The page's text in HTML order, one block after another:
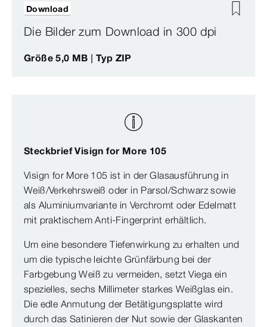
Die Bilder zum Download in 300 dpi
Größe 5,0 MB | Typ ZIP
Download
Steckbrief Visign for More 105
Visign for More 105 ist in der Glasausführung in
Weiß/Verkehrsweiß oder in Parsol/Schwarz sowie
als Aluminiumvariante in Verchromt oder Edelmatt
mit praktischem Anti-Fingerprint erhältlich.
Um eine besondere Tiefenwirkung zu erhalten und
um die typische leichte Grünfärbung bei der
Farbgebung Weiß zu vermeiden, setzt Viega ein
spezielles, sechs Millimeter starkes Weißglas ein.
Die edle Anmutung der Betätigungsplatte wird
durch das Satinieren der Nut sowie der Glaskanten